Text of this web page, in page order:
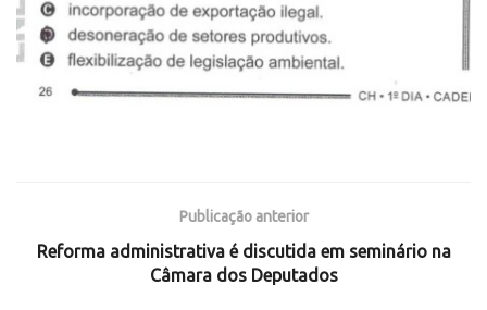
Publicação anterior
Reforma administrativa é discutida em seminário na
Câmara dos Deputados